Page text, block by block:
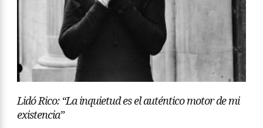
Lidó Rico: “La inquietud es el auténtico motor de mi
existencia”